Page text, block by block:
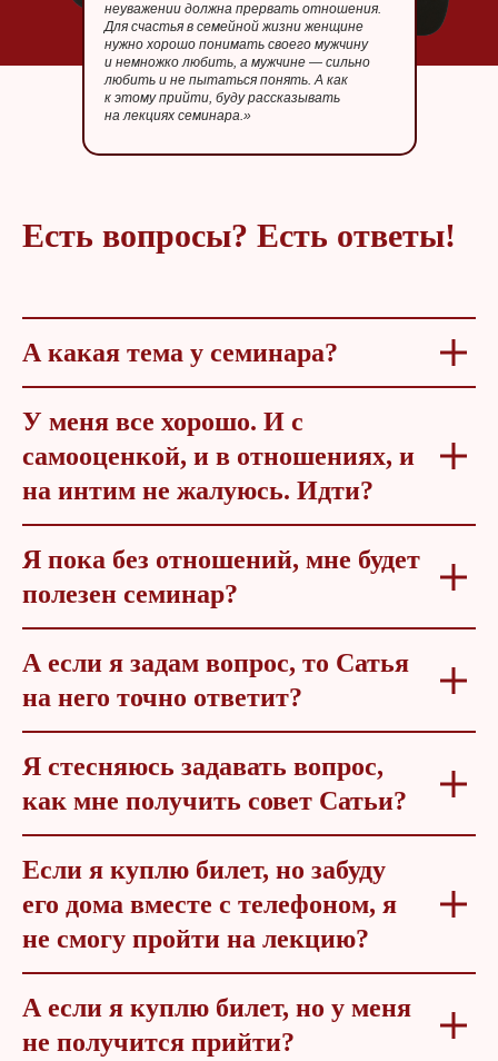
неуважении должна прервать отношения.
Для счастья в семейной жизни женщине
нужно хорошо понимать своего мужчину
и немножко любить, а мужчине — сильно
любить и не пытаться понять. А как
к этому прийти, буду рассказывать
на лекциях семинара.»
Есть вопросы? Есть ответы!
А какая тема у семинара?
У меня все хорошо. И с
самооценкой, и в отношениях, и
на интим не жалуюсь. Идти?
Я пока без отношений, мне будет
полезен семинар?
А если я задам вопрос, то Сатья
на него точно ответит?
Я стесняюсь задавать вопрос,
как мне получить совет Сатьи?
Если я куплю билет, но забуду
его дома вместе с телефоном, я
не смогу пройти на лекцию?
А если я куплю билет, но у меня
не получится прийти?